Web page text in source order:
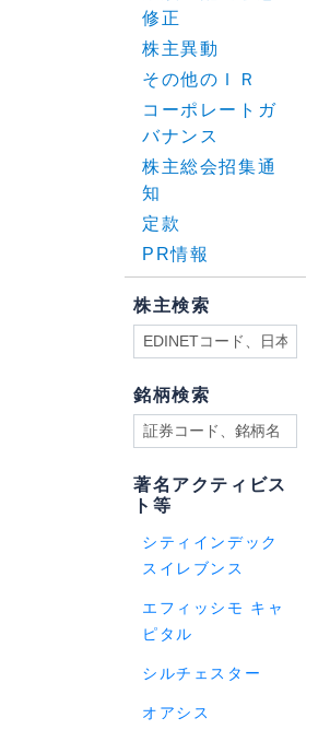
修正
株主異動
その他のＩＲ
コーポレートガ
バナンス
株主総会招集通
知
定款
PR情報
株主検索
銘柄検索
著名アクティビス
ト等
シティインデック
スイレブンス
エフィッシモ キャ
ピタル
シルチェスター
オアシス